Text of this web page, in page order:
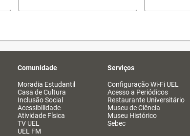
Comunidade
Moradia Estudantil
Casa de Cultura
Inclusão Social
Acessibilidade
Atividade Física
TV UEL
UEL FM
Serviços
Configuração Wi-Fi UEL
Acesso a Periódicos
Restaurante Universitário
Museu de Ciência
Museu Histórico
Sebec